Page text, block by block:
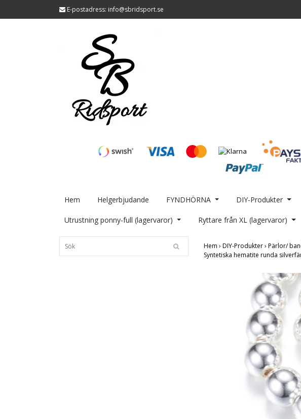
E-postadress: info@sbridsport.se
Hem Helgerbjudande FYNDHÖRNA DIY-Produkter
Utrustning ponny-full (lagervaror) Ryttare från XL (lagervaror)
Hem › DIY-Produkter› Pärlor/
Syntetiska hematite runda